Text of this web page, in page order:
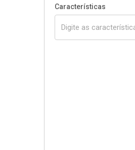
Características